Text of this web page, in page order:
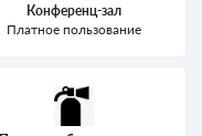
Конференц-зал
Платное пользование